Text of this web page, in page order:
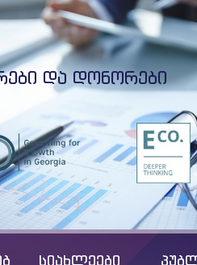
8 9 1011 12 13 14 …
ᲓᲐ ᲓᲝᲜᲝᲠᲔᲑᲘ
სიახლეები